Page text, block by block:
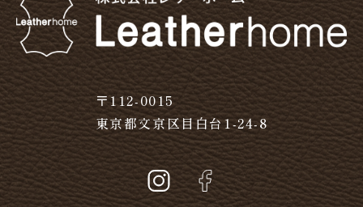
〒112-0015
東京都文京区目白台1-24-8